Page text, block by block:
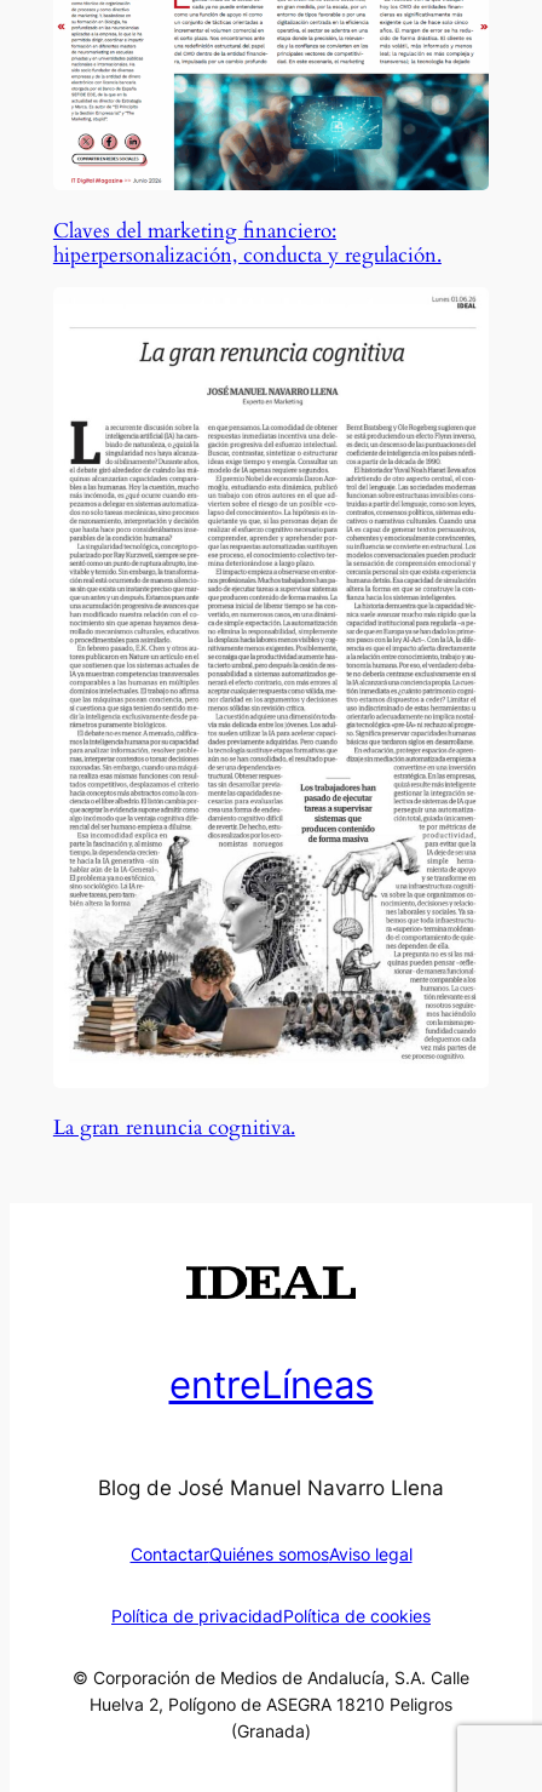
Claves del marketing financiero:
hiperpersonalización, conducta y regulación.
La gran renuncia cognitiva.
entreLíneas
Blog de José Manuel Navarro Llena
ContactarQuiénes somosAviso legal
Política de privacidadPolítica de cookies
© Corporación de Medios de Andalucía, S.A. Calle
Huelva 2, Polígono de ASEGRA 18210 Peligros
(Granada)